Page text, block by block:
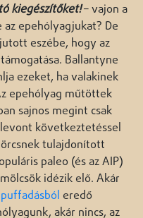
kiegészítőket!– vajon a
epehólyagjukat? De
eszébe, hogy az
Ballantyne
ezeket, ha valakinek
epehólyag műtöttek
sajnos megint csak
következtetéssel
tulajdonított
paleo (és az AIP)
idézik elő. Akár
eredő
akár nincs, az